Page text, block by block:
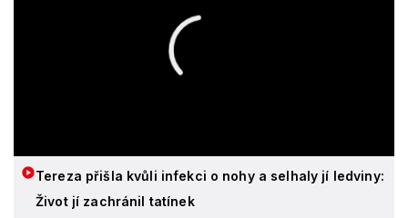
Tereza přišla kvůli infekci o nohy a selhaly jí ledviny:
Život jí zachránil tatínek